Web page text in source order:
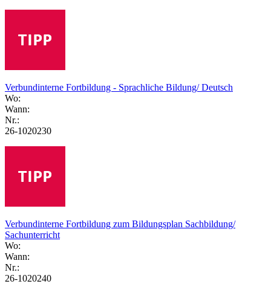
Verbundinterne Fortbildung - Sprachliche Bildung/ Deutsch
Wo:
Wann:
Nr.:
26-1020230
Verbundinterne Fortbildung zum Bildungsplan Sachbildung/
Sachunterricht
Wo:
Wann:
Nr.:
26-1020240